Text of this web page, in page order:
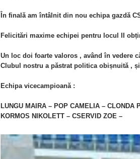
În finală am întâlnit din nou echipa gazdă
Felicitări maxime echipei pentru locul II
Un loc doi foarte valoros , având în vedere
Clubul nostru a păstrat politica obișnuită ,
Echipa vicecampioană :
LUNGU MAIRA – POP CAMELIA – CLONDA
KORMOS NIKOLETT – CSERVID ZOE –